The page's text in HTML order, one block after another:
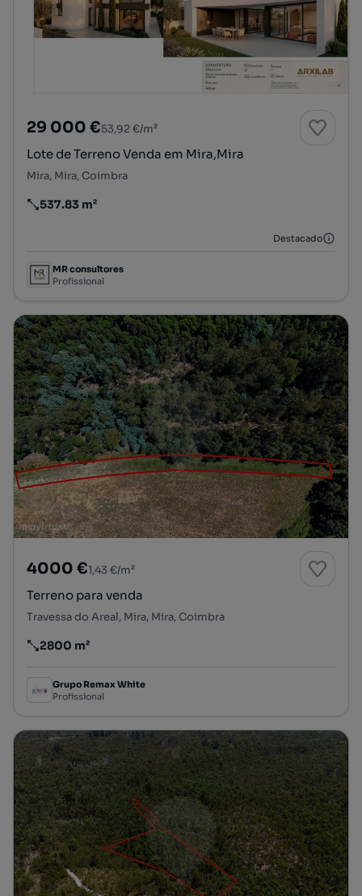
29 000 €53,92 €/m²
Lote de Terreno Venda em Mira,Mira
Mira, Mira, Coimbra
Preço por metro quadrado
537.83 m²
Destacado
MR consultores
Profissional
4000 €1,43 €/m²
Terreno para venda
Travessa do Areal, Mira, Mira, Coimbra
Preço por metro quadrado
2800 m²
Grupo Remax White
Profissional